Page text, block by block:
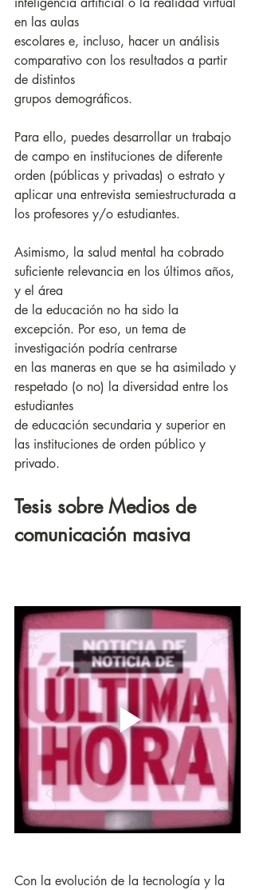
en las aulas
escolares e, incluso, hacer un análisis
comparativo con los resultados a partir
de distintos
grupos demográficos.
Para ello, puedes desarrollar un trabajo
de campo en instituciones de diferente
orden (públicas y privadas) o estrato y
aplicar una entrevista semiestructurada a
los profesores y/o estudiantes.
Asimismo, la salud mental ha cobrado
suficiente relevancia en los últimos años,
y el área
de la educación no ha sido la
excepción. Por eso, un tema de
investigación podría centrarse
en las maneras en que se ha asimilado y
respetado (o no) la diversidad entre los
estudiantes
de educación secundaria y superior en
las instituciones de orden público y
privado.
Tesis sobre Medios de
comunicación masiva
Con la evolución de la tecnología y la